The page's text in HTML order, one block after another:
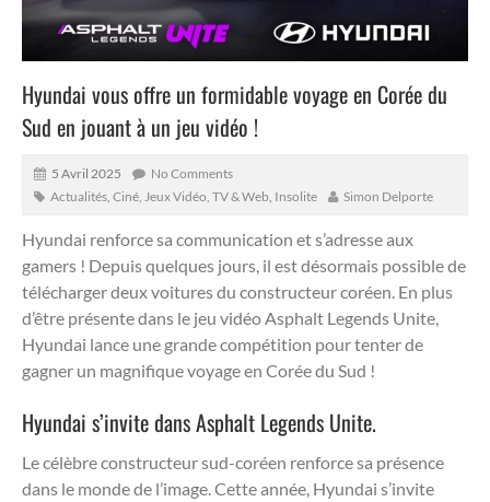
Hyundai vous offre un formidable voyage en Corée du
Sud en jouant à un jeu vidéo !
5 Avril 2025
No Comments
Actualités Ciné, Jeux Vidéo, TV & Web Insolite Simon Delporte
Hyundai renforce sa communication et s’adresse aux
gamers ! Depuis quelques jours, il est désormais possible de
télécharger deux voitures du constructeur coréen. En plus
d’être présente dans le jeu vidéo Asphalt Legends Unite,
Hyundai lance une grande compétition pour tenter de
gagner un magnifique voyage en Corée du Sud !
Hyundai s’invite dans Asphalt Legends Unite.
Le célèbre constructeur sud-coréen renforce sa présence
dans le monde de l’image. Cette année, Hyundai s’invite